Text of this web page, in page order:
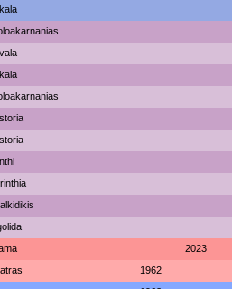
2023
1962